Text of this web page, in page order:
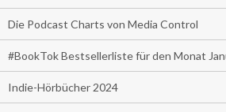
Die Podcast Charts von Media Control
#BookTok Bestsellerliste für den Monat
Indie-Hörbücher 2024